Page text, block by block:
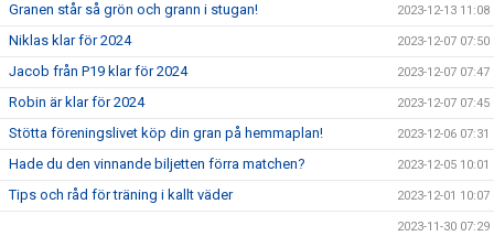
Granen står så grön och grann i stugan! 2023-12-13 11:08
Niklas klar för 2024 2023-12-07 07:50
Jacob från P19 klar för 2024 2023-12-07 07:47
Robin är klar för 2024 2023-12-07 07:45
Stötta föreningslivet köp din gran på hemmaplan! 2023-12-06 07:31
Hade du den vinnande biljetten förra matchen? 2023-12-05 10:01
Tips och råd för träning i kallt väder 2023-12-01 10:07
2023-11-30 07:29